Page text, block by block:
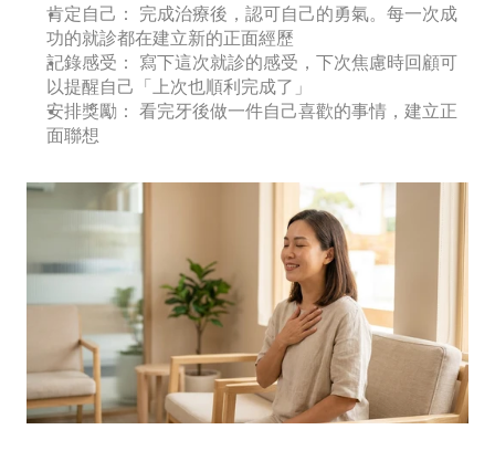
肯定自己： 完成治療後，認可自己的勇氣。每一次成
功的就診都在建立新的正面經歷
記錄感受： 寫下這次就診的感受，下次焦慮時回顧可
以提醒自己「上次也順利完成了」
安排獎勵： 看完牙後做一件自己喜歡的事情，建立正
面聯想